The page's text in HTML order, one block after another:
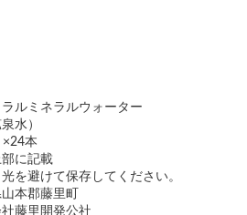
ルミネラルウォーター
水）
本
に記載
光を避けて保存してください。
本郡藤里町
藤里開発公社